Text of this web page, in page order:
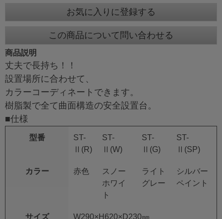
お気に入りに登録する
この商品について問い合わせる
商品説明
丈夫で長持ち！！
設置場所に合わせて、
カラーコーディネートできます。
樹脂製で全て曲面構造の安全設置台。
■仕様
型番
ST-
Ⅱ(R)
ST-
Ⅱ(W)
ST-
Ⅱ(G)
ST-
Ⅱ(SP)
カラー 赤色
スノー
ホワイ
ト
ライト
グレー
シルバー
ペイント
サイズ W290×H620×D230㎜